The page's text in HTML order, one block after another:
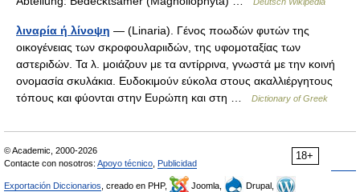
λιναρία ή λίνοψη — (Linaria). Γένος ποωδών φυτών της
οικογένειας των σκροφουλαριιδών, της υφομοταξίας των
αστεριδών. Τα λ. μοιάζουν με τα αντίρρινα, γνωστά με την κοινή
ονομασία σκυλάκια. Ευδοκιμούν εύκολα στους ακαλλιέργητους
τόπους και φύονται στην Ευρώπη και στη …
Dictionary of Greek
18+
© Academic, 2000-2026
Contacte con nosotros: Apoyo técnico Publicidad
Exportación Diccionarios , creado en PHP, Joomla,
Drupal,